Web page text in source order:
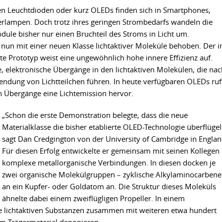
Leuchtdioden oder kurz OLEDs finden sich in Smartphones,
Doch trotz ihres geringen Strombedarfs wandeln die
bisher nur einen Bruchteil des Stroms in Licht um.
mit einer neuen Klasse lichtaktiver Moleküle behoben. Der
Prototyp weist eine ungewöhnlich hohe innere Effizienz auf.
elektronische Übergänge in den lichtaktiven Molekülen, die
von Lichtteilchen führen. In heute verfügbaren OLEDs
eine Lichtemission hervor.
„Schon die erste Demonstration belegte, dass die neue
Materialklasse die bisher etablierte OLED-Technologie
sagt Dan Credgington von der University of Cambridge in
Für diesen Erfolg entwickelte er gemeinsam mit seinen Kollegen
komplexe metallorganische Verbindungen. In diesen docken je
zwei organische Molekülgruppen – zyklische
an ein Kupfer- oder Goldatom an. Die Struktur dieses Moleküls
ähnelte dabei einem zweiflügligen Propeller. In einem
Substanzen zusammen mit weiteren etwa hundert